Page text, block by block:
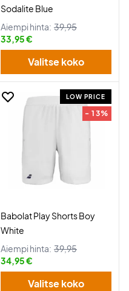
Sodalite Blue
Aiempi hinta: 39,95
33,95 €
Valitse koko
LOW PRICE
- 13%
Babolat Play Shorts Boy
White
Aiempi hinta: 39,95
34,95 €
Valitse koko